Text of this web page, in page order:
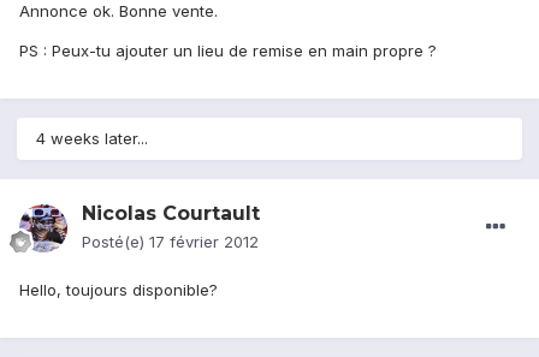
Annonce ok. Bonne vente.
PS : Peux-tu ajouter un lieu de remise en main propre ?
4 weeks later...
Nicolas Courtault
Posté(e) 17 février 2012
Hello, toujours disponible?